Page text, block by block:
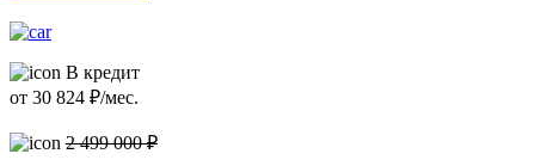
В кредит
от 30 824 ₽/мес.
2 499 000 ₽